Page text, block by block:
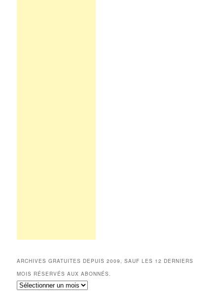
ARCHIVES GRATUITES DEPUIS 2009, SAUF LES 12 DERNIERS
MOIS RÉSERVÉS AUX ABONNÉS.
Archives